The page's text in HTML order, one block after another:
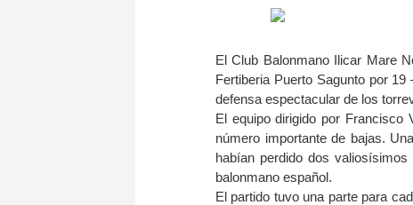
El Club Balonmano Ilicar Mare
Fertiberia Puerto Sagunto por
defensa espectacular de los
El equipo dirigido por Francisco
número importante de bajas.
habían perdido dos
balonmano español.
El partido tuvo una parte para